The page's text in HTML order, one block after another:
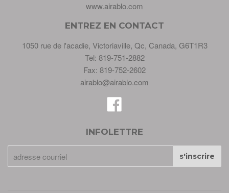
www.airablo.com
ENTREZ EN CONTACT
1050 rue de l'acadie, Victoriaville, Qc, Canada, G6T1R3
Tel: 819-751-2882
Fax: 819-752-2602
airablo@airablo.com
INFOLETTRE